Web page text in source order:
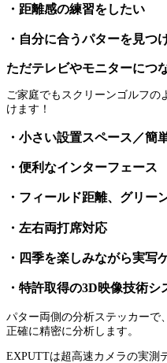
・距離感の練習をしたい
・自分に合うパターを見つ
ただテレビやモニターにつ
ご家庭でもスクリーンゴルフの
けます！
・小さい設置スペース／簡
・便利なインターフェース
・フィールド距離、グリー
・左右両打席対応
・四季を楽しみながら実写
・特許取得の3D映像技術
パター両側の分析ステッカーで
正確に精密に分析します。
EXPUTTは超高速カメラの実測